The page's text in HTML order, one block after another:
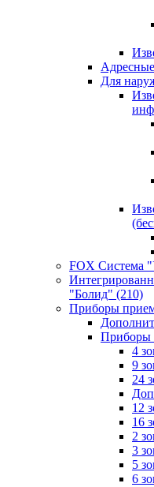
Адресные
Для
FOX Система
"Болид" (210)
Приборы
Приборы
4
9
24
12
16
2
3
5
6